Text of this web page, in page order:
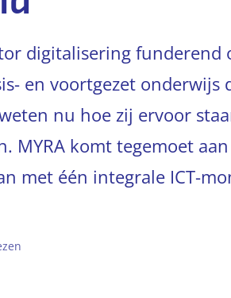
digitalisering funderend
en voortgezet onderwijs
nu hoe zij ervoor
MYRA komt tegemoet
met één integrale ICT-